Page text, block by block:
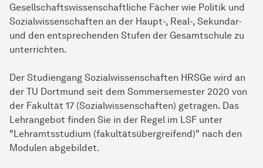
Gesellschaftswissenschaftliche Fächer wie Politik und
Sozialwissenschaften an der Haupt-, Real-, Sekundar-
und den entsprechenden Stufen der Gesamtschule zu
unterrichten.
Der Studiengang Sozialwissenschaften HRSGe wird an
der TU Dortmund seit dem Sommersemester 2020 von
der Fakultät 17 (Sozialwissenschaften) getragen. Das
Lehrangebot finden Sie in der Regel im LSF unter
"Lehramtsstudium (fakultätsübergreifend)" nach den
Modulen abgebildet.